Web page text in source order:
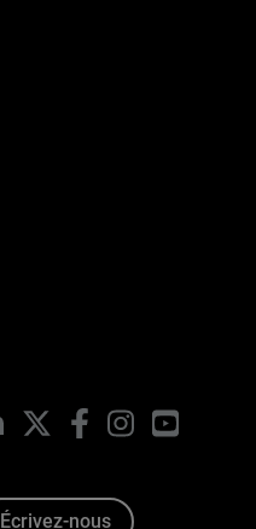
LinkedIn FacebookInstagramYouTube
Écrivez-nous